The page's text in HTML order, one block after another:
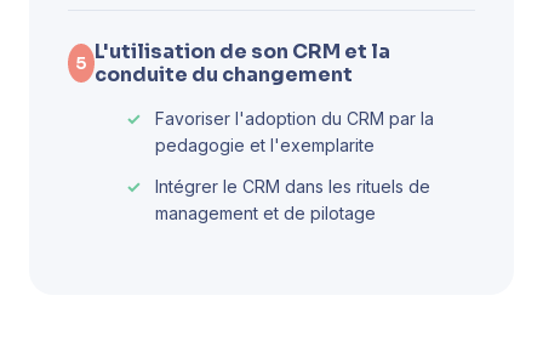
5 L'utilisation de son CRM et la
conduite du changement
Favoriser l'adoption du CRM par la
pedagogie et l'exemplarite
Intégrer le CRM dans les rituels de
management et de pilotage